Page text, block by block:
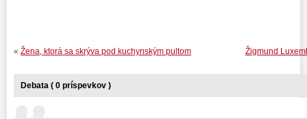
Žigmund
« Žena, ktorá sa skrýva pod kuchynským pultom
Debata ( 0 príspevkov )